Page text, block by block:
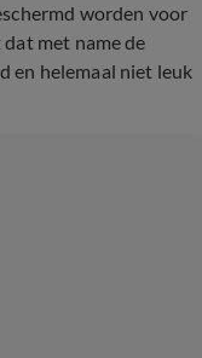
worden voor
met name de
en helemaal niet leuk